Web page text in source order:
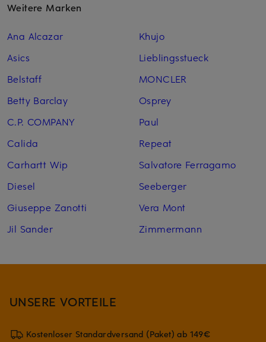
Weitere Marken
Ana Alcazar
Asics
Belstaff
Betty Barclay
C.P. COMPANY
Calida
Carhartt Wip
Diesel
Giuseppe Zanotti
Jil Sander
Khujo
Lieblingsstueck
MONCLER
Osprey
Paul
Repeat
Salvatore Ferragamo
Seeberger
Vera Mont
Zimmermann
UNSERE VORTEILE
Kostenloser Standardversand (Paket) ab 149€